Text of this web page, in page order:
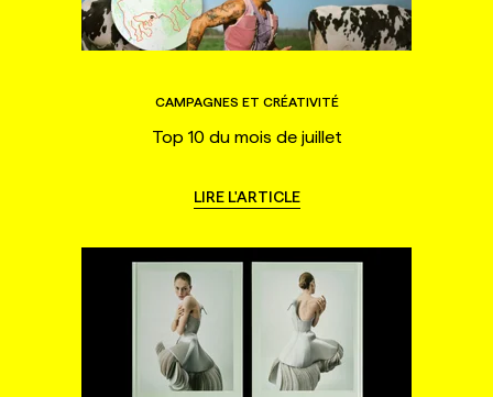
CAMPAGNES ET CRÉATIVITÉ
Top 10 du mois de juillet
LIRE L'ARTICLE